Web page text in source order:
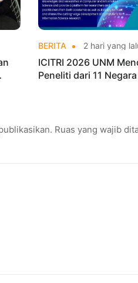
BERITA 2 hari yang
ICITRI 2026 UNM
Peneliti dari 11
Ruas yang wajib